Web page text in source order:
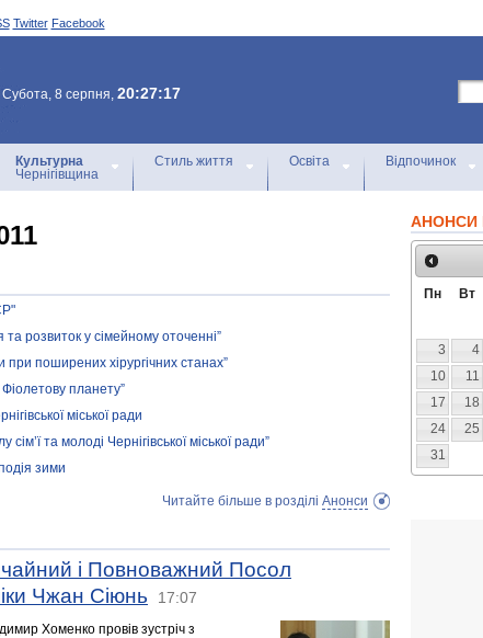
Twitter Facebook
Субота, 8 серпня, 20:27:17
Культурна
Чернігівщина
Стиль життя Освіта Відпочинок
розвиток у сімейному оточенні”
при поширених хірургічних станах”
планету”
міської ради
та молоді Чернігівської міської ради”
зими
Читайте більше в розділі Анонси
і Повноважний Посол
Чжан Сіюнь
17:07
Хоменко провів зустріч з
АНОНСИ
Пн Вт
3
4
10
11
17
18
24
25
31